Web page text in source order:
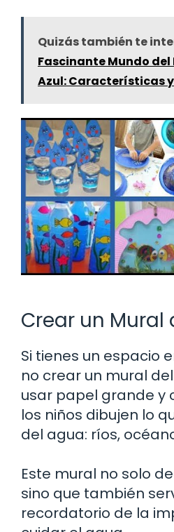
Quizás también te
Fascinante Mundo
Azul: Características
Crear un Mural
Si tienes un espacio
no crear un mural
usar papel grande y
los niños dibujen lo
del agua: ríos,
Este mural no solo
sino que también
recordatorio de la